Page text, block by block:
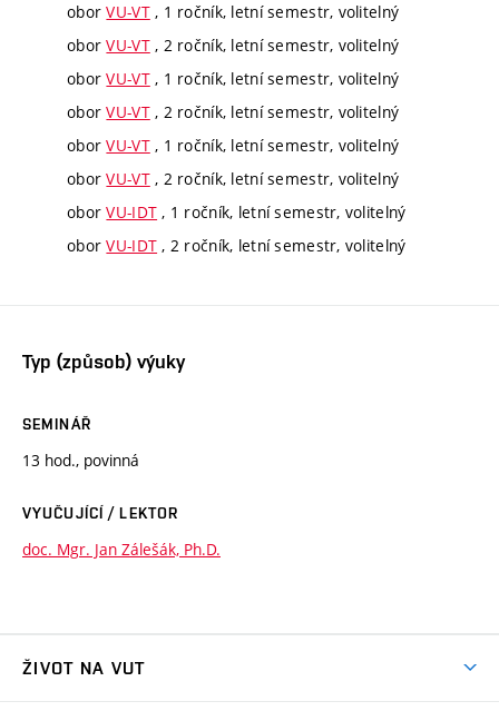
oborVU-VT, 1 ročník, letní semestr, volitelný
oborVU-VT, 2 ročník, letní semestr, volitelný
oborVU-VT, 1 ročník, letní semestr, volitelný
oborVU-VT, 2 ročník, letní semestr, volitelný
oborVU-VT, 1 ročník, letní semestr, volitelný
oborVU-VT, 2 ročník, letní semestr, volitelný
oborVU-IDT , 1 ročník, letní semestr, volitelný
oborVU-IDT , 2 ročník, letní semestr, volitelný
Typ (způsob) výuky
SEMINÁŘ
13 hod., povinná
VYUČUJÍCÍ / LEKTOR
doc. Mgr. Jan Zálešák, Ph.D.
ŽIVOT NA VUT